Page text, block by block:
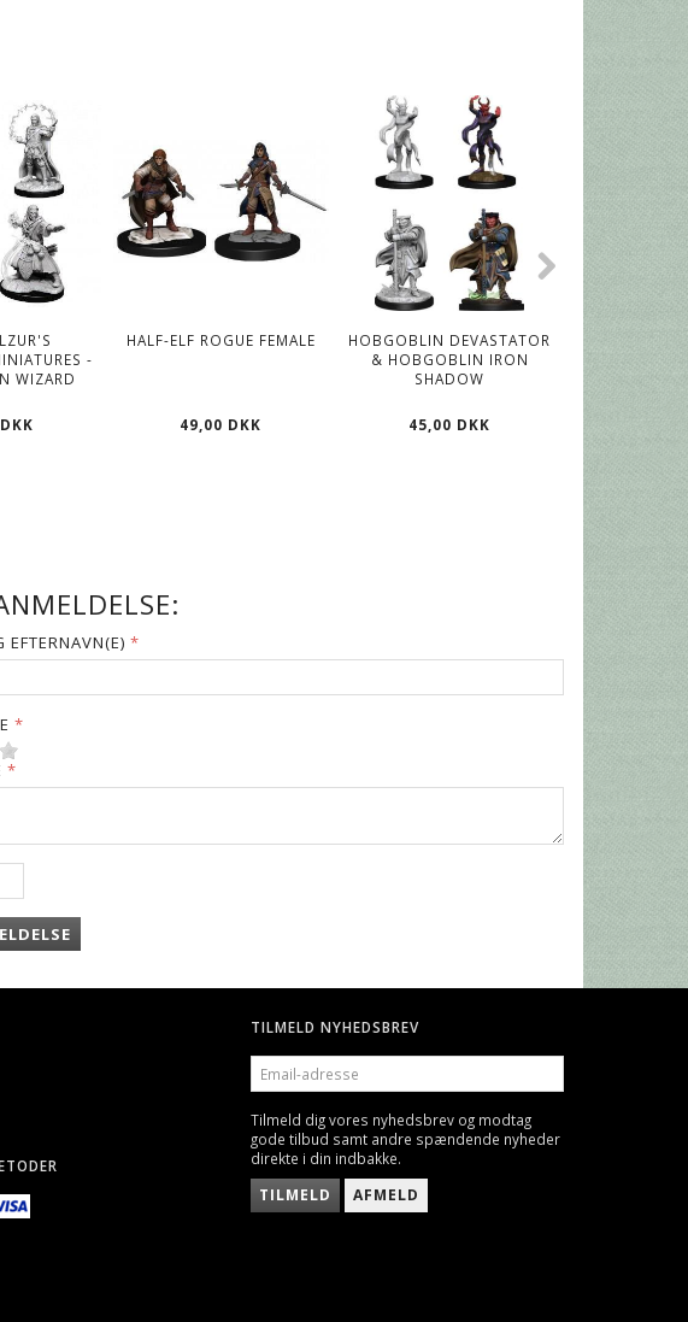
-
WIZARD
HALF-ELF ROGUE FEMALE
49,00 DKK
HOBGOBLIN DEVASTATOR
& HOBGOBLIN IRON
SHADOW
45,00 DKK
HUMAN
EFTERNAVN(E)
TILMELD NYHEDSBREV
EMAIL-
ADRESSE
Tilmeld dig vores nyhedsbrev og modtag
gode tilbud samt andre spændende nyheder
direkte i din indbakke.
TILMELD AFMELD